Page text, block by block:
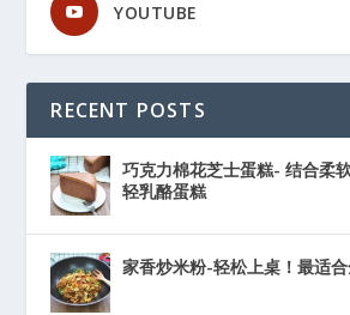
YOUTUBE
RECENT POSTS
巧克力棉花芝士蛋糕- 结合柔
轻乳酪蛋糕
家香炒米粉-轻松上桌！最适